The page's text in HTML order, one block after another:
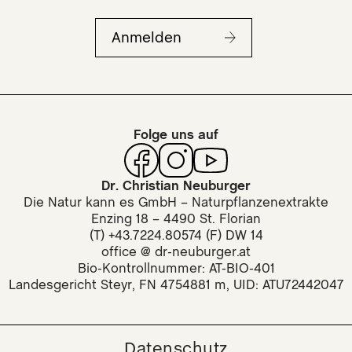
Anmelden
Folge uns auf
Dr. Christian Neuburger
Die Natur kann es GmbH – Naturpflanzenextrakte
Enzing 18 – 4490 St. Florian
(T) +43.7224.80574 (F) DW 14
office @ dr-neuburger.at
Bio-Kontrollnummer: AT-BIO-401
Landesgericht Steyr, FN 4754881 m, UID: ATU72442047